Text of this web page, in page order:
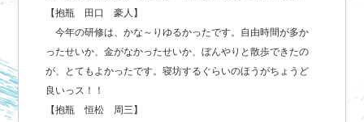
【抱瓶 田口 豪人】
今年の研修は、かな～りゆるかったです。自由時間が多か
ったせいか、金がなかったせいか、ぼんやりと散歩できたの
が、とてもよかったです。寝坊するぐらいのほうがちょうど
良いっス！！
【抱瓶 恒松 周三】